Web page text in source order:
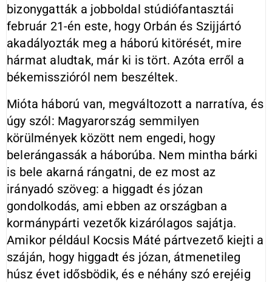
bizonygatták a jobboldal stúdiófantasztái
február 21-én este, hogy Orbán és Szijjártó
akadályozták meg a háború kitörését, mire
hármat aludtak, már ki is tört. Azóta erről a
békemisszióról nem beszéltek.
Mióta háború van, megváltozott a narratíva, és
úgy szól: Magyarország semmilyen
körülmények között nem engedi, hogy
belerángassák a háborúba. Nem mintha bárki
is bele akarná rángatni, de ez most az
irányadó szöveg: a higgadt és józan
gondolkodás, ami ebben az országban a
kormánypárti vezetők kizárólagos sajátja.
Amikor például Kocsis Máté pártvezető kiejti a
száján, hogy higgadt és józan, átmenetileg
húsz évet idősbödik, és e néhány szó erejéig